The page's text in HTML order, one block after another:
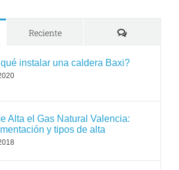
Reciente Comments
instalar una caldera Baxi?
Alta el Gas Natural Valencia:
y tipos de alta